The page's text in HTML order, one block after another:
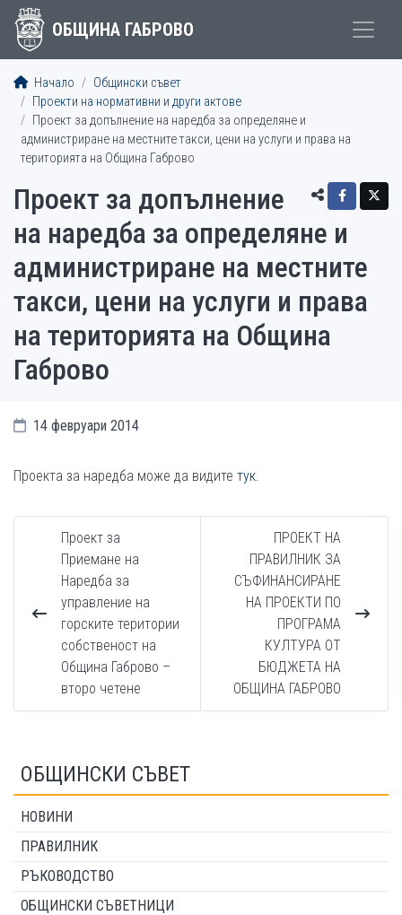
ОБЩИНА ГАБРОВО
Начало
Общински съвет
Проекти на нормативни и други актове
Проект за допълнение на наредба за определяне и
администриране на местните такси, цени на услуги и права на
територията на Община Габрово
Проект за допълнение
на наредба за определяне и
администриране на местните
такси, цени на услуги и права
на територията на Община
Габрово
14 февруари 2014
Проекта за наредба може да видите тук.
Проект за
Приемане на
Наредба за
управление на
горските територии
собственост на
Община Габрово –
второ четене
ПРОЕКТ НА
ПРАВИЛНИК ЗА
СЪФИНАНСИРАНЕ
НА ПРОЕКТИ ПО
ПРОГРАМА
КУЛТУРА ОТ
БЮДЖЕТА НА
ОБЩИНА ГАБРОВО
ОБЩИНСКИ СЪВЕТ
НОВИНИ
ПРАВИЛНИК
РЪКОВОДСТВО
ОБЩИНСКИ СЪВЕТНИЦИ